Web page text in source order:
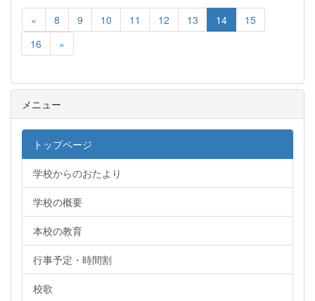
« 8 9 10 11 12 13 14
15
16
»
メニュー
トップページ
学校からのおたより
学校の概要
本校の教育
行事予定・時間割
校歌